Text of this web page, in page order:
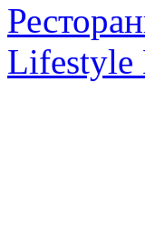
Lifestyle